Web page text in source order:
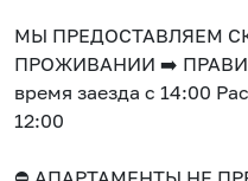
МЫ ПРЕДОСТАВЛЯЕМ
ПРОЖИВАНИИ ➡️
время заезда с 14:00
12:00